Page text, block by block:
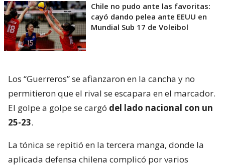
Chile no pudo ante las favoritas:
cayó dando pelea ante EEUU en
Mundial Sub 17 de Voleibol
Los “Guerreros” se afianzaron en la cancha y no
permitieron que el rival se escapara en el marcador.
El golpe a golpe se cargó del lado nacional con un
25-23.
La tónica se repitió en la tercera manga, donde la
aplicada defensa chilena complicó por varios